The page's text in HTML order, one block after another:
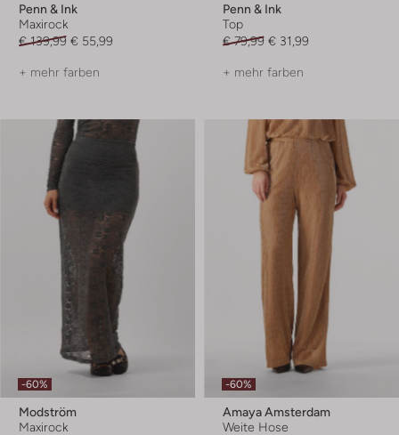
Penn & Ink
Maxirock
€ 139,99 € 55,99
+ mehr farben
Penn & Ink
Top
€ 79,99 € 31,99
+ mehr farben
-60%
Modström
Maxirock
-60%
Amaya Amsterdam
Weite Hose